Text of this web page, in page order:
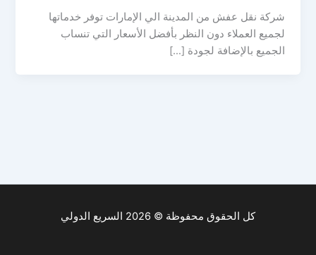
شركة نقل عفش من المدينة الي الإمارات توفر خدماتها
لجميع العملاء دون النظر بأفضل الأسعار التي تنساب
الجميع بالإضافة لجودة […]
كل الحقوق محفوظة © 2026 السريع الدولي